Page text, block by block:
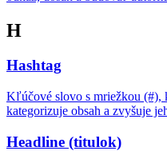
H
Hashtag
Kľúčové slovo s mriežkou (#),
kategorizuje obsah a zvyšuje
Headline (titulok)